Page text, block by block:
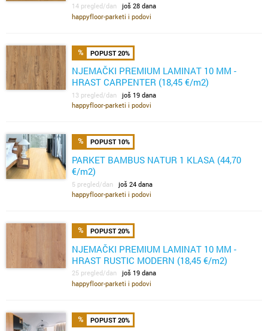
14 pregled/dan još 28 dana
happyfloor-parketi i podovi
POPUST 20%
NJEMAČKI PREMIUM LAMINAT 10 MM -
HRAST CARPENTER (18,45 €/m2)
13 pregled/dan još 19 dana
happyfloor-parketi i podovi
POPUST 10%
PARKET BAMBUS NATUR 1 KLASA (44,70
€/m2)
5 pregled/dan još 24 dana
happyfloor-parketi i podovi
POPUST 20%
NJEMAČKI PREMIUM LAMINAT 10 MM -
HRAST RUSTIC MODERN (18,45 €/m2)
25 pregled/dan još 19 dana
happyfloor-parketi i podovi
POPUST 20%